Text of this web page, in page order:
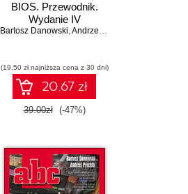
BIOS. Przewodnik.
Wydanie IV
Bartosz Danowski,Andrzej Pyrchla
(19,50 zł najniższa cena z 30 dni)
20.67 zł
39.00zł (-47%)